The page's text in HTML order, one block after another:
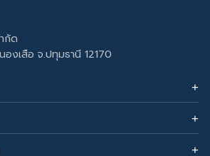
กัด
งเสือ จ.ปทุมธานี 12170